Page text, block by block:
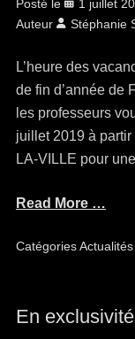
Posté le
1 juillet
Auteur
Stéphanie
L’heure des
de fin d’année de
les professeurs
juillet 2019 à
LA-VILLE pour
Read More …
CatégoriesActualités
En